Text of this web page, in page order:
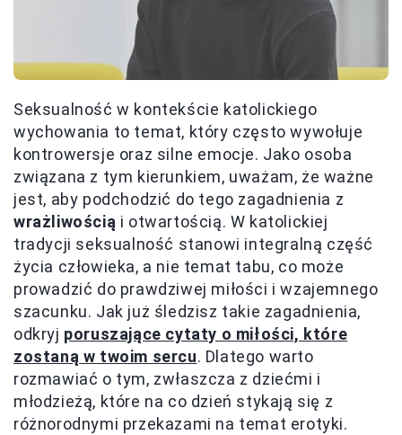
Seksualność w kontekście katolickiego
wychowania to temat, który często wywołuje
kontrowersje oraz silne emocje. Jako osoba
związana z tym kierunkiem, uważam, że ważne
jest, aby podchodzić do tego zagadnienia z
wrażliwością i otwartością. W katolickiej
tradycji seksualność stanowi integralną część
życia człowieka, a nie temat tabu, co może
prowadzić do prawdziwej miłości i wzajemnego
szacunku. Jak już śledzisz takie zagadnienia,
odkryj poruszające cytaty o miłości, które
zostaną w twoim sercu. Dlatego warto
rozmawiać o tym, zwłaszcza z dziećmi i
młodzieżą, które na co dzień stykają się z
różnorodnymi przekazami na temat erotyki.